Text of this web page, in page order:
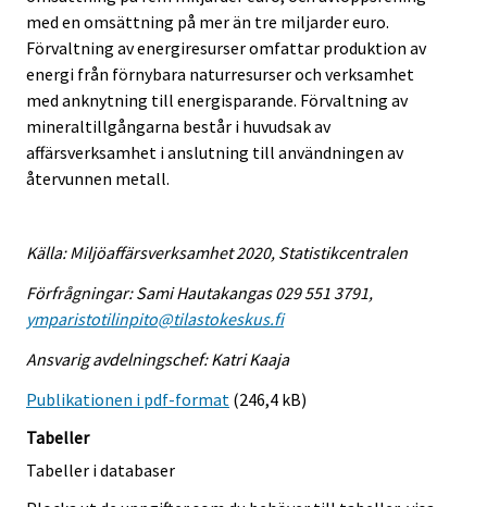
med en omsättning på mer än tre miljarder euro.
Förvaltning av energiresurser omfattar produktion av
energi från förnybara naturresurser och verksamhet
med anknytning till energisparande. Förvaltning av
mineraltillgångarna består i huvudsak av
affärsverksamhet i anslutning till användningen av
återvunnen metall.
Källa: Miljöaffärsverksamhet 2020, Statistikcentralen
Förfrågningar: Sami Hautakangas 029 551 3791,
ymparistotilinpito@tilastokeskus.fi
Ansvarig avdelningschef: Katri Kaaja
Publikationen i pdf-format (246,4 kB)
Tabeller
Tabeller i databaser